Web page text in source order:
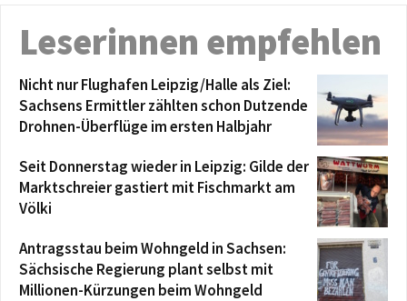
Leserinnen empfehlen
Nicht nur Flughafen Leipzig/Halle als Ziel:
Sachsens Ermittler zählten schon Dutzende
Drohnen-Überflüge im ersten Halbjahr
Seit Donnerstag wieder in Leipzig: Gilde der
Marktschreier gastiert mit Fischmarkt am
Völki
Antragsstau beim Wohngeld in Sachsen:
Sächsische Regierung plant selbst mit
Millionen-Kürzungen beim Wohngeld